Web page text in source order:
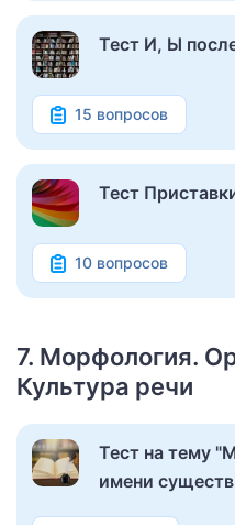
Тест И, Ы
15 вопросов
Тест
10 вопросов
7. Морфология.
Культура речи
Тест на тему
имени